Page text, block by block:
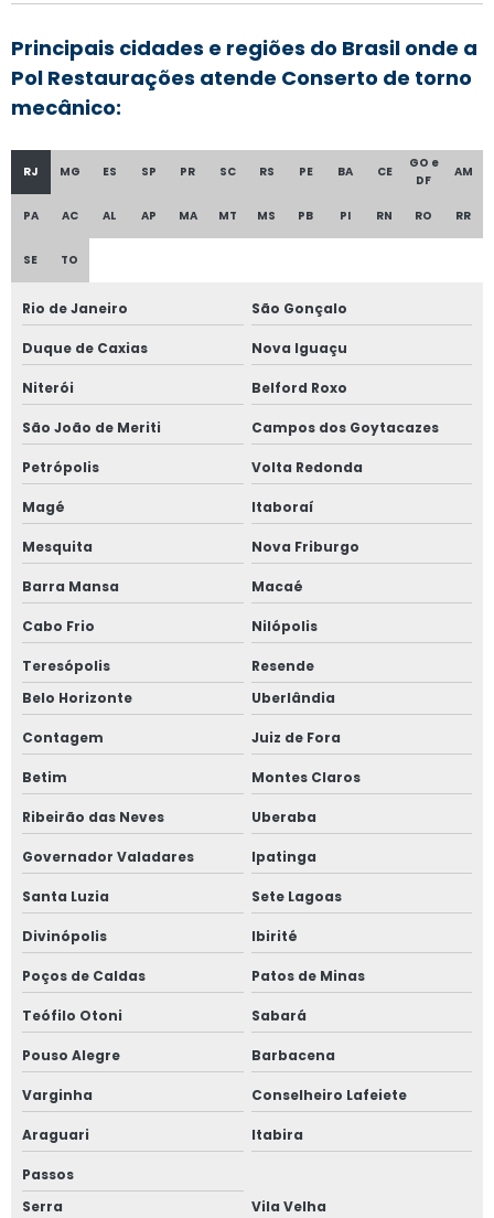
Principais cidades e regiões do Brasil onde a
Pol Restaurações atende Conserto de torno
mecânico:
RJ MG ES SP PR SC RS PE BA CE
GO e
DF
AM
PA AC AL AP MA MT MS PB PI RN RO RR
SE TO
Rio de Janeiro São Gonçalo
Duque de Caxias Nova Iguaçu
Niterói Belford Roxo
São João de Meriti Campos dos Goytacazes
Petrópolis Volta Redonda
Magé Itaboraí
Mesquita Nova Friburgo
Barra Mansa Macaé
Cabo Frio Nilópolis
Teresópolis
Resende
Belo Horizonte
Uberlândia
Contagem Juiz de Fora
Betim Montes Claros
Ribeirão das Neves Uberaba
Governador Valadares Ipatinga
Santa Luzia Sete Lagoas
Divinópolis Ibirité
Poços de Caldas Patos de Minas
Teófilo Otoni Sabará
Pouso Alegre Barbacena
Varginha Conselheiro Lafeiete
Araguari Itabira
Passos
Serra
Vila Velha